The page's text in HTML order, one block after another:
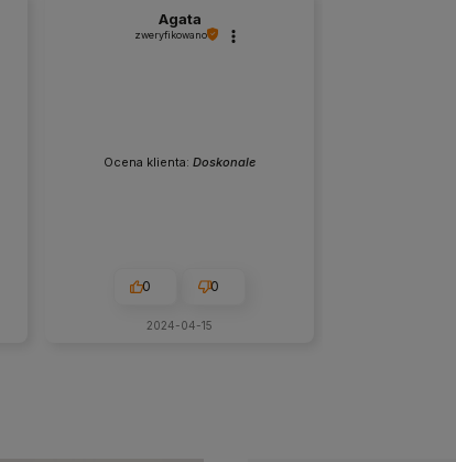
Agata
zweryfikowano
Ocena klienta: Doskonale
0 0
2024-04-15